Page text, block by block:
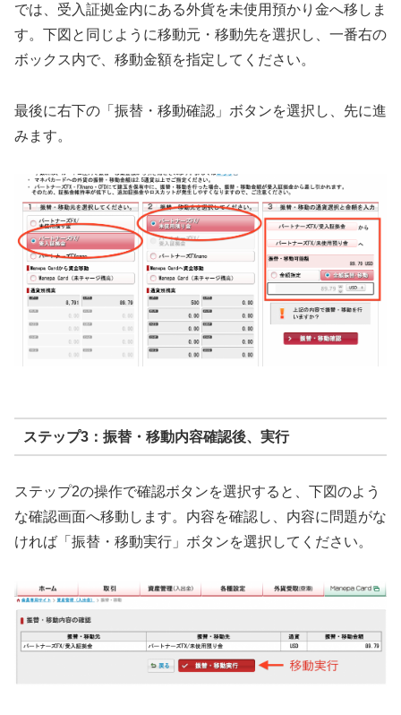
では、受入証拠金内にある外貨を未使用預かり金へ移しま
す。下図と同じように移動元・移動先を選択し、一番右の
ボックス内で、移動金額を指定してください。
最後に右下の「振替・移動確認」ボタンを選択し、先に進
みます。
ステップ3：振替・移動内容確認後、実行
ステップ2の操作で確認ボタンを選択すると、下図のよう
な確認画面へ移動します。内容を確認し、内容に問題がな
ければ「振替・移動実行」ボタンを選択してください。